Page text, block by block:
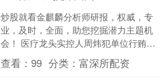
炒股就看金麒麟分析师研报，权威，专
业，及时，全面，助您挖掘潜力主题机
会！ 医疗龙头实控人周炜犯单位行贿
罪，一审获刑一年半，曾被指涉原创业
板发审委委员受贿案，90....
查看：99 分类：富深所配资